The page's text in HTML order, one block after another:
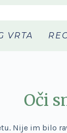
VRTA
Oči
Nije im bilo